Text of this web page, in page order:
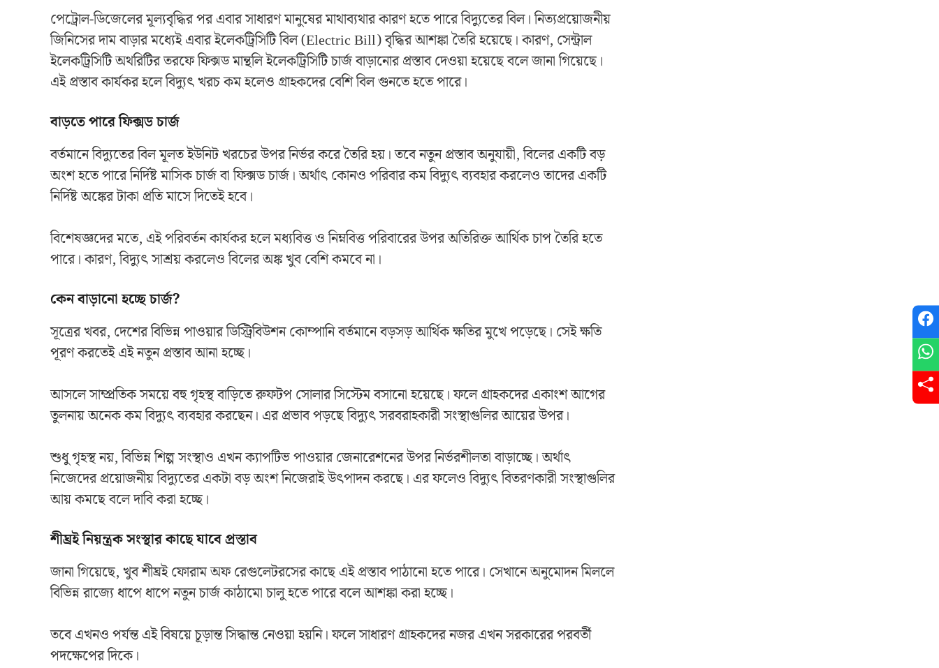
পেট্রোল-ডিজেলের মূল্যবৃদ্ধির পর এবার সাধারণ মানুষের মাথাব্যথার কারণ হতে পারে বিদ্যুতের বিল। নিত্যপ্রয়োজনীয়
জিনিসের দাম বাড়ার মধ্যেই এবার ইলেকট্রিসিটি বিল (Electric Bill) বৃদ্ধির আশঙ্কা তৈরি হয়েছে। কারণ, সেন্ট্রাল
ইলেকট্রিসিটি অথরিটির তরফে ফিক্সড মান্থলি ইলেকট্রিসিটি চার্জ বাড়ানোর প্রস্তাব দেওয়া হয়েছে বলে জানা গিয়েছে।
এই প্রস্তাব কার্যকর হলে বিদ্যুৎ খরচ কম হলেও গ্রাহকদের বেশি বিল গুনতে হতে পারে।
বাড়তে পারে ফিক্সড চার্জ
বর্তমানে বিদ্যুতের বিল মূলত ইউনিট খরচের উপর নির্ভর করে তৈরি হয়। তবে নতুন প্রস্তাব অনুযায়ী, বিলের একটি বড়
অংশ হতে পারে নির্দিষ্ট মাসিক চার্জ বা ফিক্সড চার্জ। অর্থাৎ কোনও পরিবার কম বিদ্যুৎ ব্যবহার করলেও তাদের একটি
নির্দিষ্ট অঙ্কের টাকা প্রতি মাসে দিতেই হবে।
বিশেষজ্ঞদের মতে, এই পরিবর্তন কার্যকর হলে মধ্যবিত্ত ও নিম্নবিত্ত পরিবারের উপর অতিরিক্ত আর্থিক চাপ তৈরি হতে
পারে। কারণ, বিদ্যুৎ সাশ্রয় করলেও বিলের অঙ্ক খুব বেশি কমবে না।
কেন বাড়ানো হচ্ছে চার্জ?
সূত্রের খবর, দেশের বিভিন্ন পাওয়ার ডিস্ট্রিবিউশন কোম্পানি বর্তমানে বড়সড় আর্থিক ক্ষতির মুখে পড়েছে। সেই ক্ষতি
পূরণ করতেই এই নতুন প্রস্তাব আনা হচ্ছে।
আসলে সাম্প্রতিক সময়ে বহু গৃহস্থ বাড়িতে রুফটপ সোলার সিস্টেম বসানো হয়েছে। ফলে গ্রাহকদের একাংশ আগের
তুলনায় অনেক কম বিদ্যুৎ ব্যবহার করছেন। এর প্রভাব পড়ছে বিদ্যুৎ সরবরাহকারী সংস্থাগুলির আয়ের উপর।
শুধু গৃহস্থ নয়, বিভিন্ন শিল্প সংস্থাও এখন ক্যাপটিভ পাওয়ার জেনারেশনের উপর নির্ভরশীলতা বাড়াচ্ছে। অর্থাৎ
নিজেদের প্রয়োজনীয় বিদ্যুতের একটা বড় অংশ নিজেরাই উৎপাদন করছে। এর ফলেও বিদ্যুৎ বিতরণকারী সংস্থাগুলির
আয় কমছে বলে দাবি করা হচ্ছে।
শীঘ্রই নিয়ন্ত্রক সংস্থার কাছে যাবে প্রস্তাব
জানা গিয়েছে, খুব শীঘ্রই ফোরাম অফ রেগুলেটরসের কাছে এই প্রস্তাব পাঠানো হতে পারে। সেখানে অনুমোদন মিললে
বিভিন্ন রাজ্যে ধাপে ধাপে নতুন চার্জ কাঠামো চালু হতে পারে বলে আশঙ্কা করা হচ্ছে।
তবে এখনও পর্যন্ত এই বিষয়ে চূড়ান্ত সিদ্ধান্ত নেওয়া হয়নি। ফলে সাধারণ গ্রাহকদের নজর এখন সরকারের পরবর্তী
পদক্ষেপের দিকে।